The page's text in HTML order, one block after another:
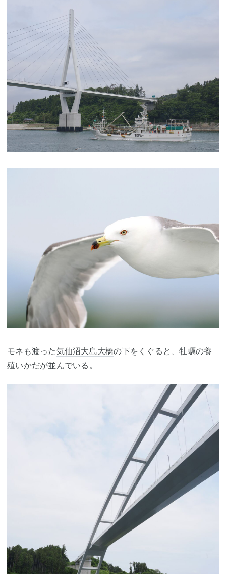
モネも渡った気仙沼大島大橋の下をくぐると、牡蠣の養
殖いかだが並んでいる。